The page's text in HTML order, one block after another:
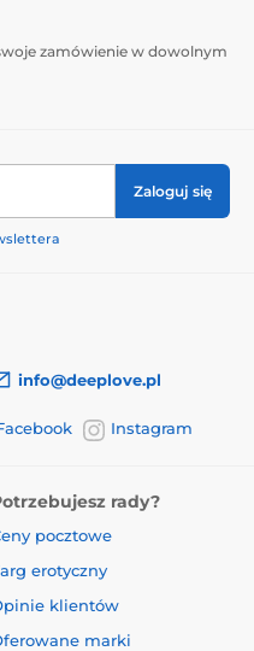
zamówienie w dowolnym
Zaloguj się
info@deeplove.pl
Instagram
rady?
pocztowe
erotyczny
klientów
marki